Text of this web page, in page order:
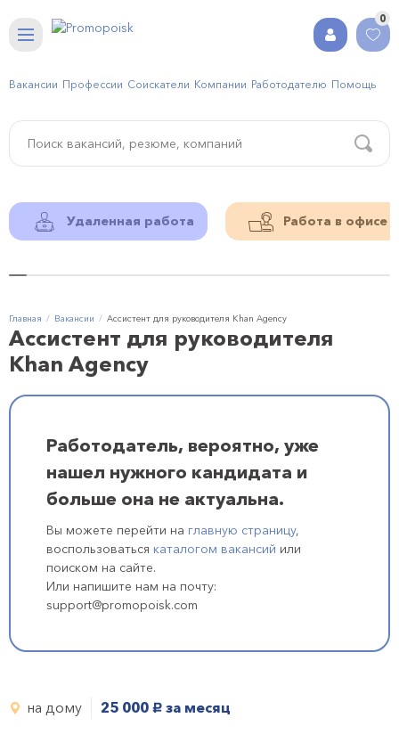
0
Вакансии Профессии Соискатели Компании Работодателю Помощь
Удаленная работа Работа в офисе
Главная Вакансии Ассистент для руководителя Khan Agency
Ассистент для руководителя
Khan Agency
Работодатель, вероятно, уже
нашел нужного кандидата и
больше она не актуальна.
Вы можете перейти на главную страницу,
воспользоваться каталогом вакансий или
поиском на сайте.
Или напишите нам на почту:
support@promopoisk.com
на дому 25 000 руб. за месяц